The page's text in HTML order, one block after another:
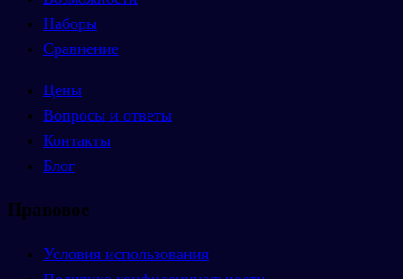
Наборы
Сравнение
Цены
Вопросы и ответы
Контакты
Блог
Правовое
Условия использования